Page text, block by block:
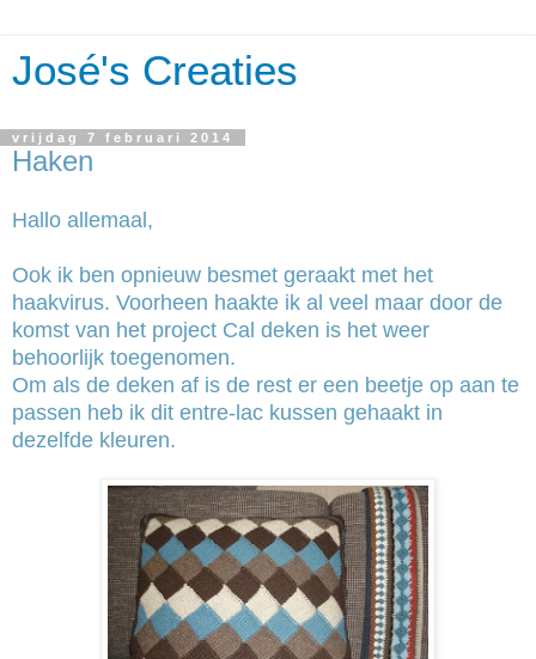
José's Creaties
vrijdag 7 februari 2014
Haken
Hallo allemaal,
Ook ik ben opnieuw besmet geraakt met het
haakvirus. Voorheen haakte ik al veel maar door de
komst van het project Cal deken is het weer
behoorlijk toegenomen.
Om als de deken af is de rest er een beetje op aan te
passen heb ik dit entre-lac kussen gehaakt in
dezelfde kleuren.